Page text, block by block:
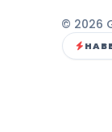
© 2026